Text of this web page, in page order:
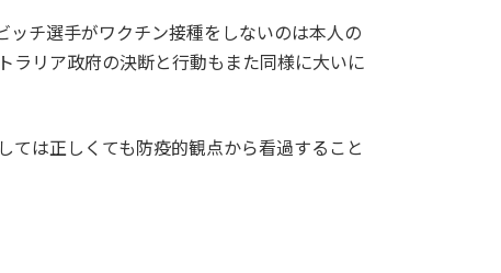
ッチ選手がワクチン接種をしないのは本人の
ラリア政府の決断と行動もまた同様に大いに
は正しくても防疫的観点から看過すること